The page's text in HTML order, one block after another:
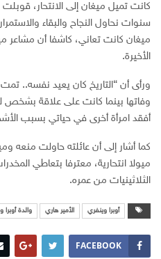
كانت تميل ميغان إلى الانتحار،
سنوات نحاول النجاح والبقاء
ميغان كانت تعاني، كاشفا أن مشاعر
الأخيرة.
ورأى أن “التاريخ كان يعيد نفسه.. تمت
وفاتها بينما كانت على علاقة
أفقد امرأة أخرى في حياتي بسبب
كما أشار إلى أن عائلته حاولت منعه
ميولا انتحارية، معترفا بتعاطي
الثلاثينيات من عمره.
أوبرا وينفري الأمير هاري والدة أوبرا
FACEBOOK